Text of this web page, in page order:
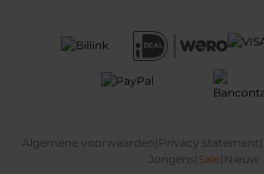
Algemene voorwaarden Privacy statement
Jongens Sale Nieuw